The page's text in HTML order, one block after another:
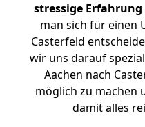
stressige Erfahrung
man sich für einen
Casterfeld
wir uns darauf
Aachen nach
möglich zu machen
damit alles